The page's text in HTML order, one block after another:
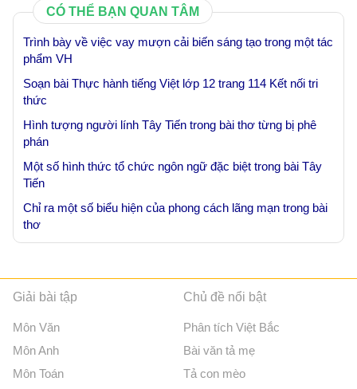
CÓ THỂ BẠN QUAN TÂM
Trình bày về việc vay mượn cải biến sáng tạo trong một tác
phẩm VH
Soạn bài Thực hành tiếng Việt lớp 12 trang 114 Kết nối tri
thức
Hình tượng người lính Tây Tiến trong bài thơ từng bị phê
phán
Một số hình thức tổ chức ngôn ngữ đặc biệt trong bài Tây
Tiến
Chỉ ra một số biểu hiện của phong cách lãng mạn trong bài
thơ
Giải bài tập
Môn Văn
Môn Anh
Môn Toán
Chủ đề nổi bật
Phân tích Việt Bắc
Bài văn tả mẹ
Tả con mèo